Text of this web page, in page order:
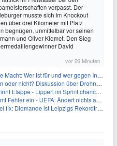
verpasst. Der
musste sich im Knockout
über drei Kilometer mit Platz
begnügen, unmittelbar vor seinen
und Oliver Klemet. Den Sieg
David
vor 26 Minuten
Wer ist für und wer gegen Infantino?
nicht? Diskussion über Drohnenabwehr
Etappe - Lippert im Sprint chancenlos
ein - UEFA: Ändert nichts an Boykott
Diomande ist Leipzigs Rekordtransfer